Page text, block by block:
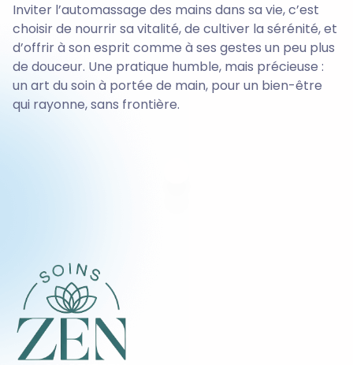
Inviter l’automassage des mains dans sa vie, c’est
choisir de nourrir sa vitalité, de cultiver la sérénité, et
d’offrir à son esprit comme à ses gestes un peu plus
de douceur. Une pratique humble, mais précieuse :
un art du soin à portée de main, pour un bien-être
qui rayonne, sans frontière.